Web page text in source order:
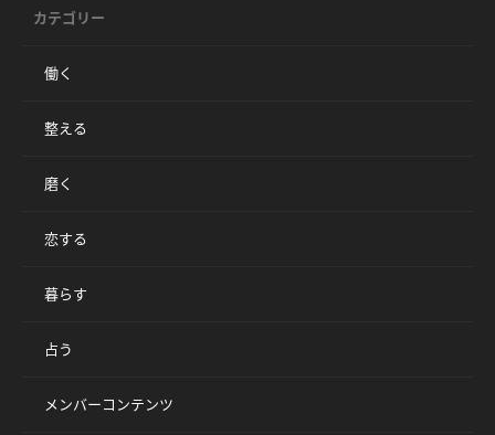
カテゴリー
働く
整える
磨く
恋する
暮らす
占う
メンバーコンテンツ